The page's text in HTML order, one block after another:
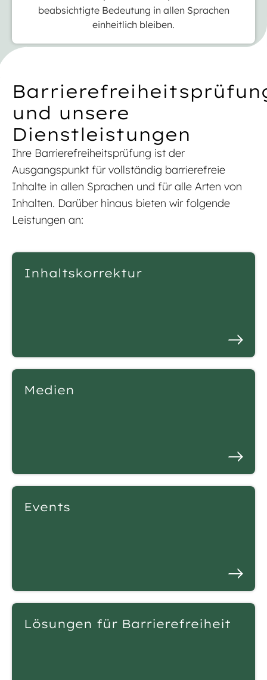
beabsichtigte Bedeutung in allen Sprachen
einheitlich bleiben.
und unsere
Dienstleistungen
Ihre Barrierefreiheitsprüfung ist der
Ausgangspunkt für vollständig barrierefreie
Inhalte in allen Sprachen und für alle Arten von
Inhalten. Darüber hinaus bieten wir folgende
Leistungen an:
Inhaltskorrektur
Medien
Events
Lösungen für Barrierefreiheit